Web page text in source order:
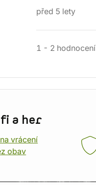
před 5 lety
1 - 2 hodnocení
a her
vrácení
obav